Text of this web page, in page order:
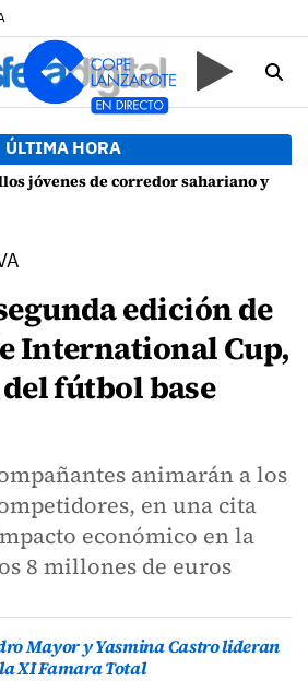
ÚLTIMA HORA
sahariano y episodios de cortejo de hubara cerca del rally de Lanzarote
edición de
International Cup,
fútbol base
animarán a los
en una cita
económico en la
8 millones de euros
Mayor y Yasmina Castro lideran
XI Famara Total